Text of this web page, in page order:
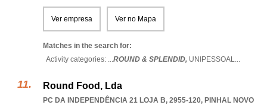
Ver empresa Ver no Mapa
Matches in the search for:
Activity categories: ...ROUND & SPLENDID, UNIPESSOAL...
Round Food, Lda
PC DA INDEPENDÊNCIA 21 LOJA B, 2955-120, PINHAL NOVO